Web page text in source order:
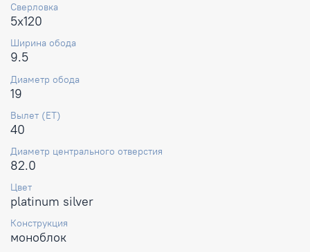
Сверловка
5x120
Ширина обода
9.5
Диаметр обода
19
Вылет (ET)
40
Диаметр центрального отверстия
82.0
Цвет
platinum silver
Конструкция
моноблок